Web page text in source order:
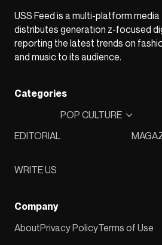
USS Feed is a multi-platform
distributes generation z-focused
reporting the latest trends on
and music to its audience.
Categories
EDITORIAL
POP CULTURE
WRITE US
Company
AboutPrivacy PolicyTerms of Use